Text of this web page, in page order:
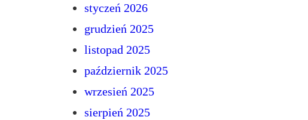
styczeń 2026
grudzień 2025
listopad 2025
październik 2025
wrzesień 2025
sierpień 2025